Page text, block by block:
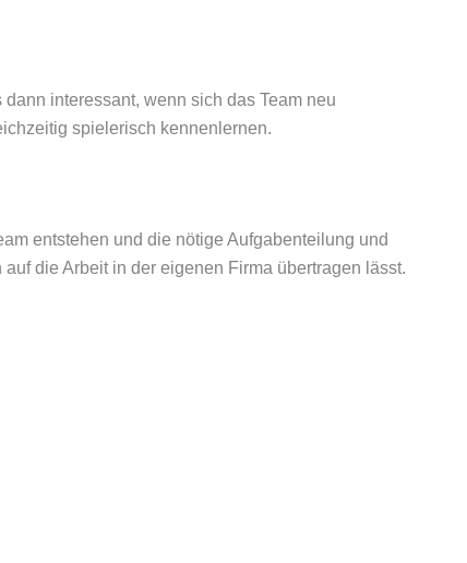
interessant, wenn sich das Team neu
spielerisch kennenlernen.
entstehen und die nötige Aufgabenteilung und
die Arbeit in der eigenen Firma übertragen lässt.